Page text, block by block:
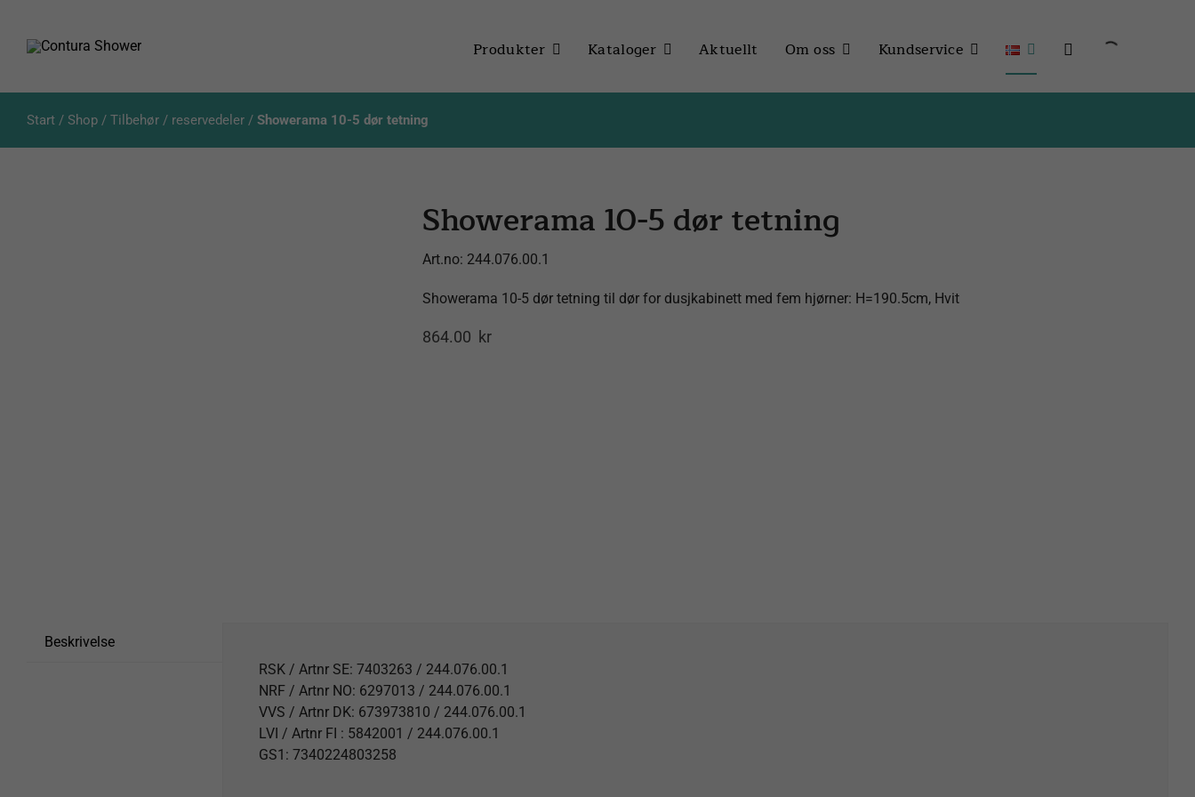
content
Produkter Kataloger Aktuellt Om oss Kundservice
Start/ Shop/ Tilbehør / reservedeler/ Showerama 10-5 dør tetning
Showerama 10-5 dør tetning
Art.no: 244.076.00.1
Showerama 10-5 dør tetning til dør for dusjkabinett med fem hjørner: H=190.5cm, Hvit
864.00 kr
Beskrivelse
RSK / Artnr SE: 7403263 / 244.076.00.1
NRF / Artnr NO: 6297013 / 244.076.00.1
VVS / Artnr DK: 673973810 / 244.076.00.1
LVI / Artnr FI : 5842001 / 244.076.00.1
GS1: 7340224803258